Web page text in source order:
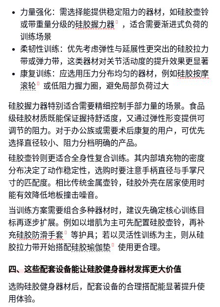
力量强化：需选择能提供稳定阻力的器材，如硅胶壶铃
或带重量分级的硅胶握力器
，适合需要渐进式负荷的
训练场景
柔韧性训练：优先考虑弹性与延展性更突出的硅胶拉力
带或弹力带，这类器材对关节活动度的提升效果更显著
康复训练：应选用压力分布均匀的器材，例如硅胶按摩
滚轮
或低阻力握力圈，避免局部负荷过大
硅胶握力器特别适合需要精细控制手部力量的场景。食品
级硅胶材质既能保证握持舒适度，又通过弹性形变提供可
调节的阻力。对于办公族或需要术后康复的用户，可优先
选择直径较小、阻力分档明确的产品。
硅胶壶铃则更适合全身性复合训练。其内部填充物的密度
分布决定了动作稳定性，选购时要注意手柄直径与手掌尺
寸的匹配度。相比传统金属壶铃，硅胶外壳在居家使用时
能有效降低地板撞击噪音。
当训练方案需要组合多种器材时，建议先确定核心训练目
标再逐步扩展。例如以增肌为主可先配置硅胶壶铃，再补
充硅胶防滑手套
等护具；若以灵活性训练为主，则从硅
胶拉力带开始搭配硅胶瑜伽垫 使用更合理。
四、这些配套设备能让硅胶健身器材发挥更大价值
选购硅胶健身器材后，配套设备的合理搭配能显著提升使
用体验。